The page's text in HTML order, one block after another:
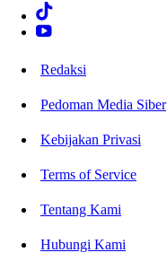
Redaksi
Pedoman Media Siber
Kebijakan Privasi
Terms of Service
Tentang Kami
Hubungi Kami